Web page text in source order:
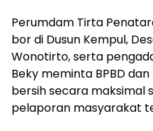
Perumdam Tirta
bor di Dusun Kempul,
Wonotirto, serta
Beky meminta BPBD
bersih secara maksimal
pelaporan masyarakat